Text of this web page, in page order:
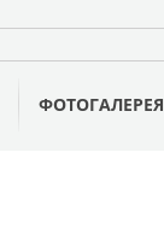
ФОТОГАЛЕРЕЯ